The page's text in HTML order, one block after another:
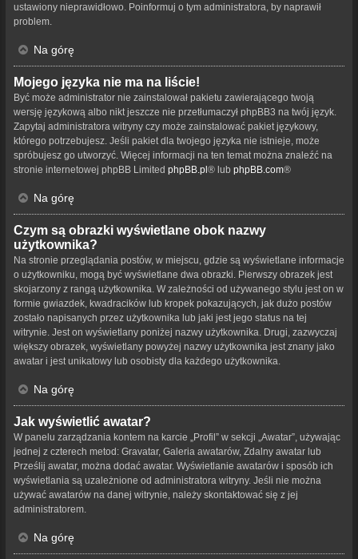
ustawiony nieprawidłowo. Poinformuj o tym administratora, by naprawił
problem.
Na górę
Mojego języka nie ma na liście!
Być może administrator nie zainstalował pakietu zawierającego twoją
wersję językową albo nikt jeszcze nie przetłumaczył phpBB3 na twój język.
Zapytaj administratora witryny czy może zainstalować pakiet językowy,
którego potrzebujesz. Jeśli pakiet dla twojego języka nie istnieje, może
spróbujesz go utworzyć. Więcej informacji na ten temat można znaleźć na
stronie internetowej phpBB Limited phpBB.pl® lub phpBB.com®
Na górę
Czym są obrazki wyświetlane obok nazwy
użytkownika?
Na stronie przeglądania postów, w miejscu, gdzie są wyświetlane informacje
o użytkowniku, mogą być wyświetlane dwa obrazki. Pierwszy obrazek jest
skojarzony z rangą użytkownika. W zależności od używanego stylu jest on w
formie gwiazdek, kwadracików lub kropek pokazujących, jak dużo postów
zostało napisanych przez użytkownika lub jaki jest jego status na tej
witrynie. Jest on wyświetlany poniżej nazwy użytkownika. Drugi, zazwyczaj
większy obrazek, wyświetlany powyżej nazwy użytkownika jest znany jako
awatar i jest unikatowy lub osobisty dla każdego użytkownika.
Na górę
Jak wyświetlić awatar?
W panelu zarządzania kontem na karcie „Profil” w sekcji „Awatar”, używając
jednej z czterech metod: Gravatar, Galeria awatarów, Zdalny awatar lub
Prześlij awatar, można dodać awatar. Wyświetlanie awatarów i sposób ich
wyświetlania są uzależnione od administratora witryny. Jeśli nie można
używać awatarów na danej witrynie, należy skontaktować się z jej
administratorem.
Na górę